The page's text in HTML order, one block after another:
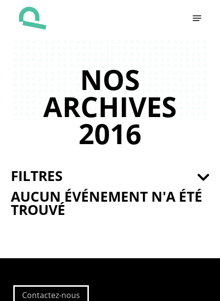
NOS
ARCHIVES
2016
AUCUN ÉVÉNEMENT N'A ÉTÉ
TROUVÉ
FILTRES
Contactez-nous